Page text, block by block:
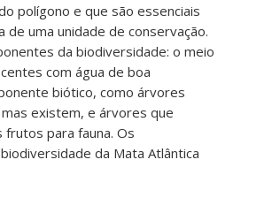
polígono e que são essenciais
de uma unidade de conservação.
da biodiversidade: o meio
com água de boa
biótico, como árvores
existem, e árvores que
para fauna. Os
da Mata Atlântica